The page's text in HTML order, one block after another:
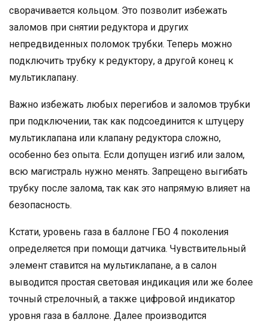
сворачивается кольцом. Это позволит избежать
заломов при снятии редуктора и других
непредвиденных поломок трубки. Теперь можно
подключить трубку к редуктору, а другой конец к
мультиклапану.
Важно избежать любых перегибов и заломов трубки
при подключении, так как подсоединится к штуцеру
мультиклапана или клапану редуктора сложно,
особенно без опыта. Если допущен изгиб или залом,
всю магистраль нужно менять. Запрещено выгибать
трубку после залома, так как это напрямую влияет на
безопасность.
Кстати, уровень газа в баллоне ГБО 4 поколения
определяется при помощи датчика. Чувствительный
элемент ставится на мультиклапане, а в салон
выводится простая световая индикация или же более
точный стрелочный, а также цифровой индикатор
уровня газа в баллоне. Далее производится